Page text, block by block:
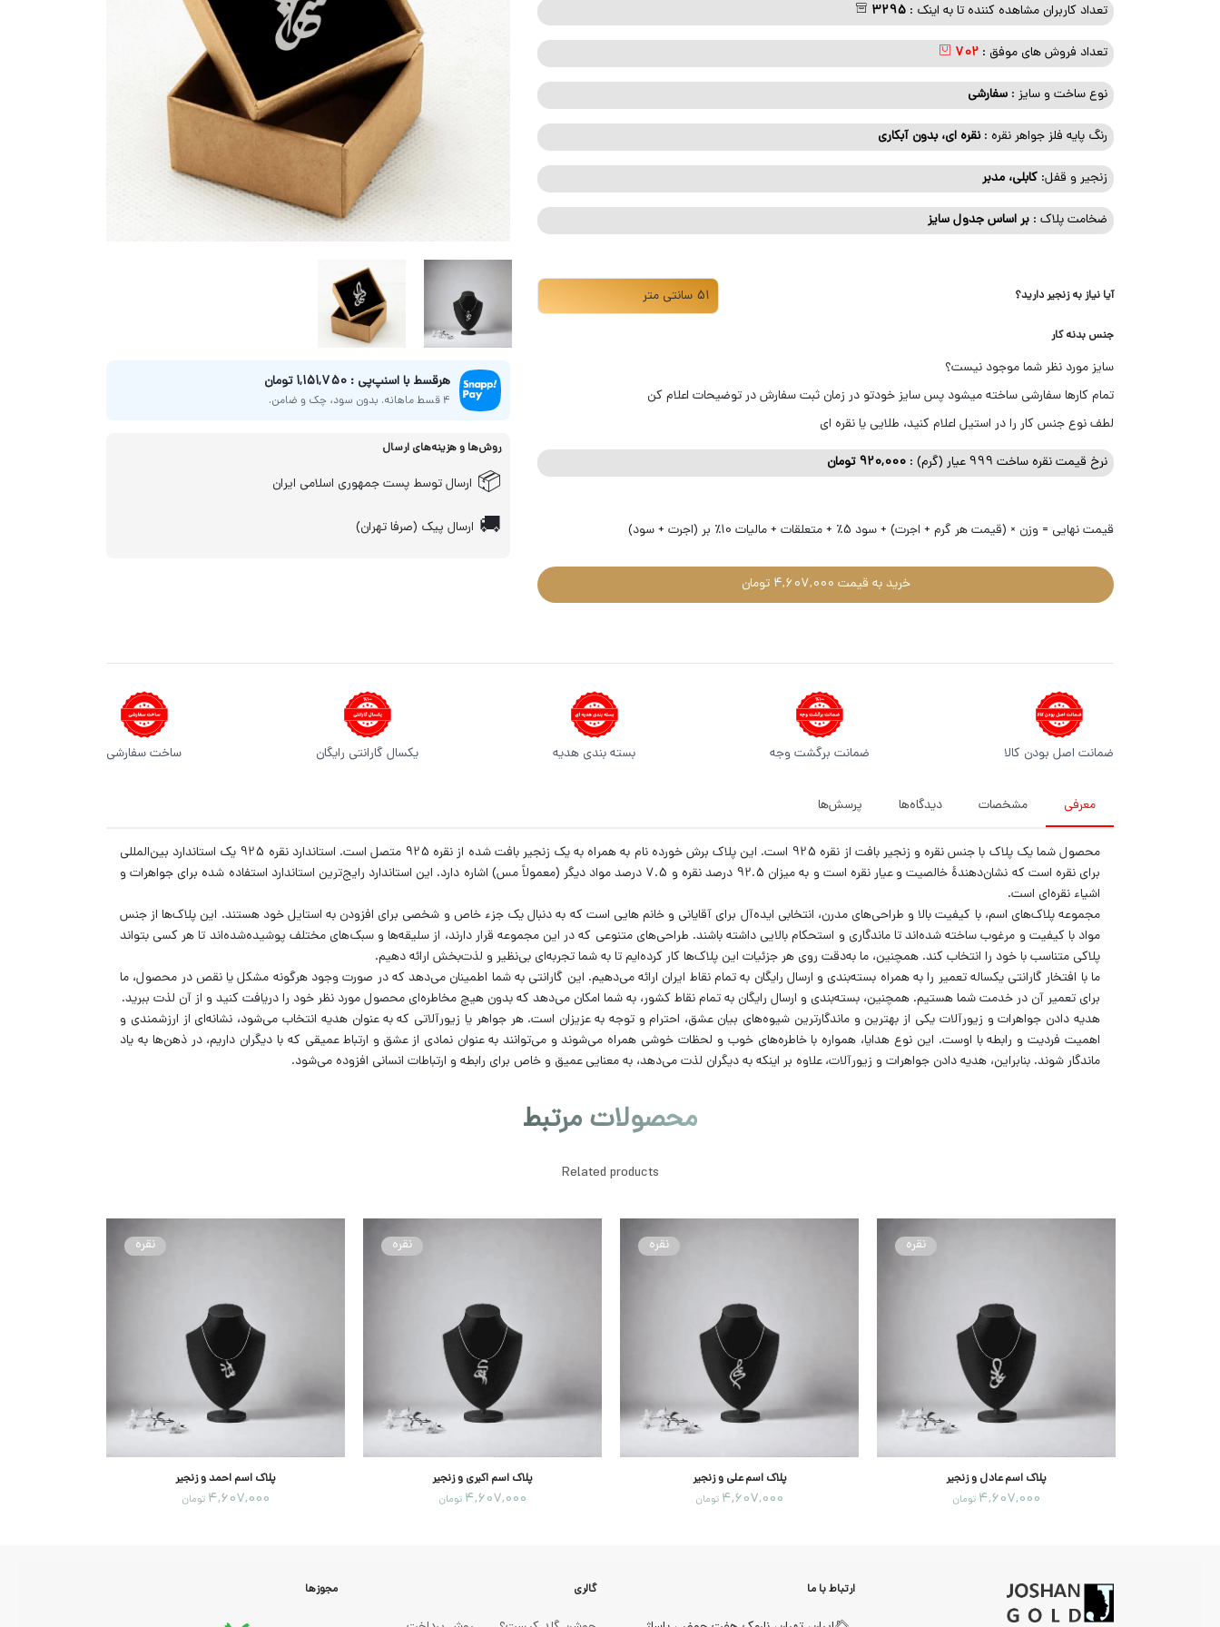
هر‌قسط با اسنپ‌پی : 1,151,750 تومان
4 قسط ماهانه. بدون سود، چک و ضامن.
روش‌ها و هزینه‌های ارسال
📦 ارسال توسط پست جمهوری اسلامی ایران
🚚 ارسال پیک (صرفا تهران)
تعداد کاربران مشاهده کننده تا به اینک : 3295
تعداد فروش های موفق : 702
نوع ساخت و سایز : سفارشی
رنگ پایه فلز جواهر نقره :نقره ای، بدون آبکاری
زنجیر و قفل: کابلی، مدبر
ضخامت پلاک : بر اساس جدول سایز
آیا نیاز به زنجیر دارید؟
جنس بدنه کار
سایز مورد نظر شما موجود نیست؟
تمام کارها سفارشی ساخته میشود پس سایز خودتو در زمان ثبت سفارش در توضیحات اعلام کن
لطف نوع جنس کار را در استیل اعلام کنید، طلایی یا نقره ای
نرخ قیمت نقره ساخت 999 عیار (گرم) : 920,000 تومان
قیمت نهایی = وزن × (قیمت هر گرم + اجرت) + سود 5٪ + متعلقات + مالیات 10٪ بر (اجرت + سود)
خرید به قیمت 4,607,000 تومان
ساخت سفارشی یکسال گارانتی رایگان بسته بندی هدیه ضمانت برگشت وجه ضمانت اصل بودن کالا
معرفی مشخصات دیدگاه‌ها پرسش‌ها
محصول شما یک پلاک با جنس نقره و زنجیر بافت از نقره 925 است. این پلاک برش خورده نام به همراه به یک زنجیر بافت شده از نقره 925 متصل است. استاندارد نقره 925 یک استاندارد بین‌المللی
برای نقره است که نشان‌دهندهٔ خالصیت و عیار نقره است و به میزان 92.5 درصد نقره و 7.5 درصد مواد دیگر (معمولاً مس) اشاره دارد. این استاندارد رایج‌ترین استاندارد استفاده شده برای جواهرات و
اشیاء نقره‌ای است.
مجموعه پلاک‌های اسم، با کیفیت بالا و طراحی‌های مدرن، انتخابی ایده‌آل برای آقایانی و خانم هایی است که به دنبال یک جزء خاص و شخصی برای افزودن به استایل خود هستند. این پلاک‌ها از جنس
مواد با کیفیت و مرغوب ساخته شده‌اند تا ماندگاری و استحکام بالایی داشته باشند. طراحی‌های متنوعی که در این مجموعه قرار دارند، از سلیقه‌ها و سبک‌های مختلف پوشیده‌شده‌اند تا هر کسی بتواند
پلاکی متناسب با خود را انتخاب کند. همچنین، ما به‌دقت روی هر جزئیات این پلاک‌ها کار کرده‌ایم تا به شما تجربه‌ای بی‌نظیر و لذت‌بخش ارائه دهیم.
ما با افتخار گارانتی یکساله تعمیر را به همراه بسته‌بندی و ارسال رایگان به تمام نقاط ایران ارائه می‌دهیم. این گارانتی به شما اطمینان می‌دهد که در صورت وجود هرگونه مشکل یا نقص در محصول، ما
برای تعمیر آن در خدمت شما هستیم. همچنین، بسته‌بندی و ارسال رایگان به تمام نقاط کشور، به شما امکان می‌دهد که بدون هیچ مخاطره‌ای محصول مورد نظر خود را دریافت کنید و از آن لذت ببرید.
هدیه دادن جواهرات و زیورآلات یکی از بهترین و ماندگارترین شیوه‌های بیان عشق، احترام و توجه به عزیزان است. هر جواهر یا زیورآلاتی که به عنوان هدیه انتخاب می‌شود، نشانه‌ای از ارزشمندی و
اهمیت فردیت و رابطه با اوست. این نوع هدایا، همواره با خاطره‌های خوب و لحظات خوشی همراه می‌شوند و می‌توانند به عنوان نمادی از عشق و ارتباط عمیقی که با دیگران داریم، در ذهن‌ها به یاد
ماندگار شوند. بنابراین، هدیه دادن جواهرات و زیورآلات، علاوه بر اینکه به دیگران لذت می‌دهد، به معنایی عمیق و خاص برای رابطه و ارتباطات انسانی افزوده می‌شود.
محصولات مرتبط
Related products
نقره
پلاک اسم احمد و زنجیر
4,607,000 تومان
نقره
پلاک اسم اکبری و زنجیر
4,607,000 تومان
نقره
پلاک اسم علی و زنجیر
4,607,000 تومان
نقره
پلاک اسم عادل و زنجیر
4,607,000 تومان
ارتباط با ما گالری مجوزها